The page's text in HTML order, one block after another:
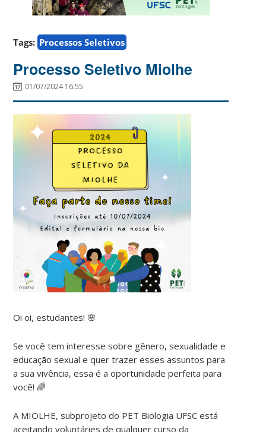
Tags: Processos Seletivos
Processo Seletivo Miolhe
01/07/2024 16:55
Oi oi, estudantes! 🌸
Se você tem interesse sobre gênero, sexualidade e
educação sexual e quer trazer esses assuntos para
a sua vivência, essa é a oportunidade perfeita para
você! 🌈
A MIOLHE, subprojeto do PET Biologia UFSC está
aceitando voluntáries de qualquer curso da